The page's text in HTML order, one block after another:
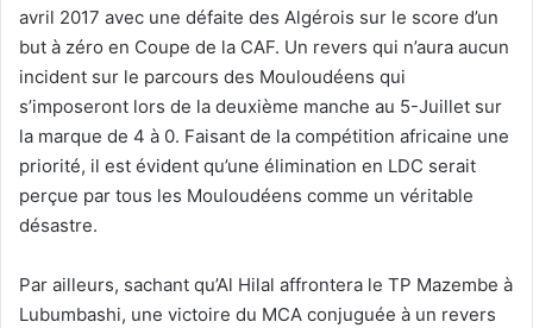
avril 2017 avec une défaite des Algérois sur le score d’un
but à zéro en Coupe de la CAF. Un revers qui n’aura aucun
incident sur le parcours des Mouloudéens qui
s’imposeront lors de la deuxième manche au 5-Juillet sur
la marque de 4 à 0. Faisant de la compétition africaine une
priorité, il est évident qu’une élimination en LDC serait
perçue par tous les Mouloudéens comme un véritable
désastre.
Par ailleurs, sachant qu’Al Hilal affrontera le TP Mazembe à
Lubumbashi, une victoire du MCA conjuguée à un revers